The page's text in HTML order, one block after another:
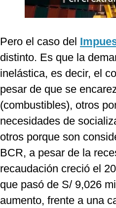
Pero el caso del
distinto. Es que la
inelástica, es decir, el
pesar de que se
(combustibles), otros
necesidades de
otros porque son
BCR, a pesar de la
recaudación creció el
que pasó de S/ 9,026
aumento, frente a una